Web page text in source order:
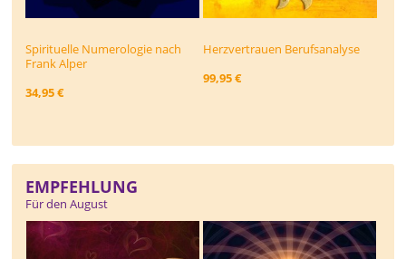
Spirituelle Numerologie nach
Frank Alper
34,95 €
Herzvertrauen Berufsanalyse
99,95 €
EMPFEHLUNG
Für den August